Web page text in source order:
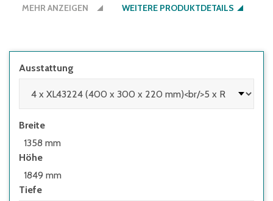
MEHR ANZEIGEN WEITERE PRODUKTDETAILS
Ausstattung
Breite
1358 mm
Höhe
1849 mm
Tiefe